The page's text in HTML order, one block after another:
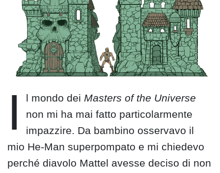
I l mondo dei Masters of the Universe
non mi ha mai fatto particolarmente
impazzire. Da bambino osservavo il
mio He-Man superpompato e mi chiedevo
perché diavolo Mattel avesse deciso di non